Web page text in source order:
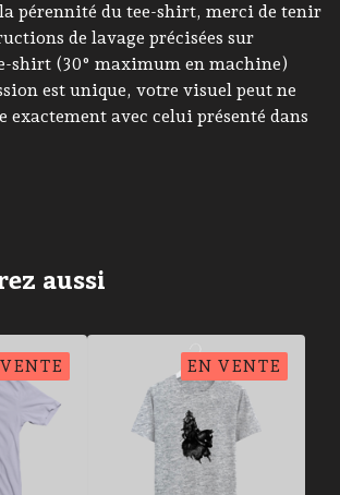
pérennité du tee-shirt, merci de tenir
de lavage précisées sur
shirt (30° maximum en machine)
est unique, votre visuel peut ne
exactement avec celui présenté dans
aussi
EN VENTE